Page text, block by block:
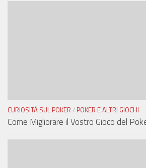
CURIOSITÀ SUL POKER / POKER E ALTRI GIOCHI
Come Migliorare il Vostro Gioco del